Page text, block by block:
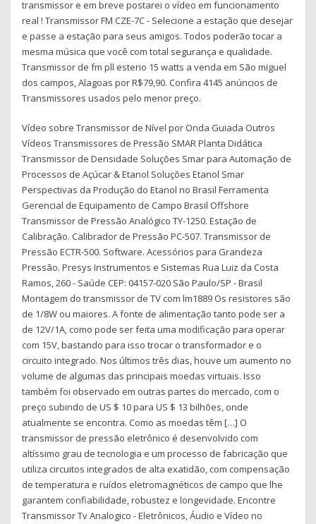
transmissor e em breve postarei o vídeo em funcionamento
real ! Transmissor FM CZE-7C - Selecione a estação que desejar
e passe a estação para seus amigos. Todos poderão tocar a
mesma música que você com total segurança e qualidade.
Transmissor de fm pll esterio 15 watts a venda em São miguel
dos campos, Alagoas por R$79,90. Confira 4145 anúncios de
Transmissores usados pelo menor preço.
Vídeo sobre Transmissor de Nível por Onda Guiada Outros
Vídeos Transmissores de Pressão SMAR Planta Didática
Transmissor de Densidade Soluções Smar para Automação de
Processos de Açúcar & Etanol Soluções Etanol Smar
Perspectivas da Produção do Etanol no Brasil Ferramenta
Gerencial de Equipamento de Campo Brasil Offshore
Transmissor de Pressão Analógico TY-1250. Estação de
Calibração. Calibrador de Pressão PC-507. Transmissor de
Pressão ECTR-500. Software. Acessórios para Grandeza
Pressão. Presys Instrumentos e Sistemas Rua Luiz da Costa
Ramos, 260 - Saúde CEP: 04157-020 São Paulo/SP - Brasil
Montagem do transmissor de TV com lm1889 Os resistores são
de 1/8W ou maiores. A fonte de alimentação tanto pode ser a
de 12V/1A, como pode ser feita uma modificação para operar
com 15V, bastando para isso trocar o transformador e o
circuito integrado. Nos últimos três dias, houve um aumento no
volume de algumas das principais moedas virtuais. Isso
também foi observado em outras partes do mercado, com o
preço subindo de US $ 10 para US $ 13 bilhões, onde
atualmente se encontra. Como as moedas têm […] O
transmissor de pressão eletrônico é desenvolvido com
altíssimo grau de tecnologia e um processo de fabricação que
utiliza circuitos integrados de alta exatidão, com compensação
de temperatura e ruídos eletromagnéticos de campo que lhe
garantem confiabilidade, robustez e longevidade. Encontre
Transmissor Tv Analogico - Eletrônicos, Áudio e Vídeo no